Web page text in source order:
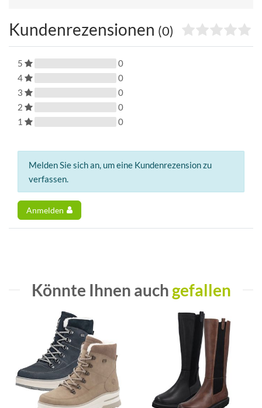
Kundenrezensionen (0)
5
0
4
0
3
0
2
0
1
0
Melden Sie sich an, um eine Kundenrezension zu
verfassen.
Anmelden
Könnte Ihnen auch gefallen